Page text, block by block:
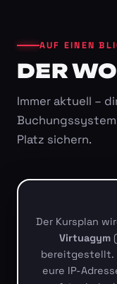
AUF EINEN
DER
Immer aktuell –
Platz sichern.
Der Kursplan
Virtuagym
bereitgestellt.
eure IP-